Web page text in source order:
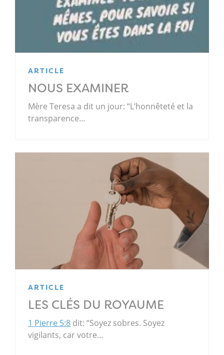
ARTICLE
NOUS EXAMINER
Mère Teresa a dit un jour: “L’honnêteté et la
transparence…
ARTICLE
LES CLÉS DU ROYAUME
1 Pierre 5:8 dit: “Soyez sobres. Soyez
vigilants, car votre…